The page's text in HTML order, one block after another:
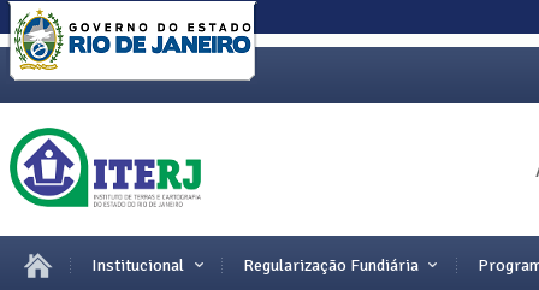
Institucional Regularização Fundiária